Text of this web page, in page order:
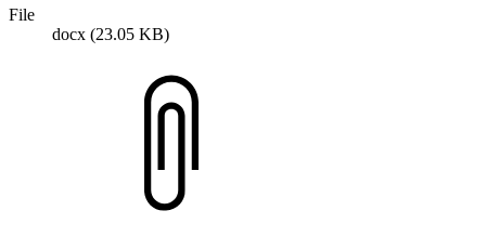
File
docx (23.05 KB)